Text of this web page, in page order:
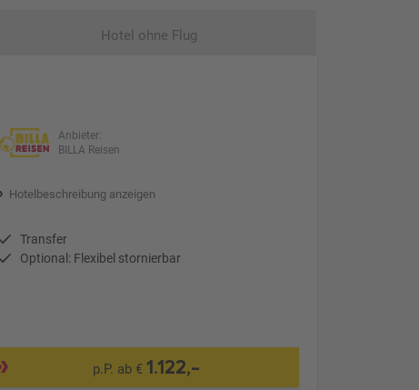
Hotel ohne Flug
Anbieter:
BILLA Reisen
Hotelbeschreibung anzeigen
Transfer
Optional: Flexibel stornierbar
p.P. ab €1.122,-